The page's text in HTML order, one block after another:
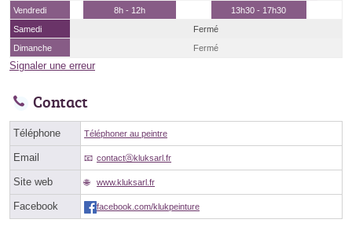
Vendredi
8h - 12h
13h30 - 17h30
Samedi
Fermé
Dimanche
Fermé
Signaler une erreur
Contact
Téléphone Téléphoner au peintre
Email contactⓐkluksarl.fr
Site web www.kluksarl.fr
Facebook facebook.com/klukpeinture